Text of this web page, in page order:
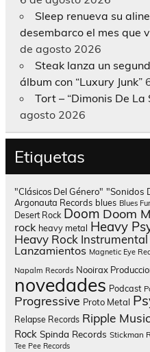
Sleep renueva su
desembarco el mes que
de agosto 2026
Steak lanza un
álbum con “Luxury Junk”
Tort – “Dimonis De
agosto 2026
Etiquetas
"Clásicos Del Género" "Sonidos
Argonauta Records blues Blues
Desert Rock Doom Doom
rock heavy metal Heavy
Heavy Rock Instrumental
Lanzamientos Magnetic Eye
Napalm Records Nooirax
novedades Podcast
Progressive Proto Metal
Relapse Records Ripple Music
Rock Spinda Records Stickman
Tee Pee Records